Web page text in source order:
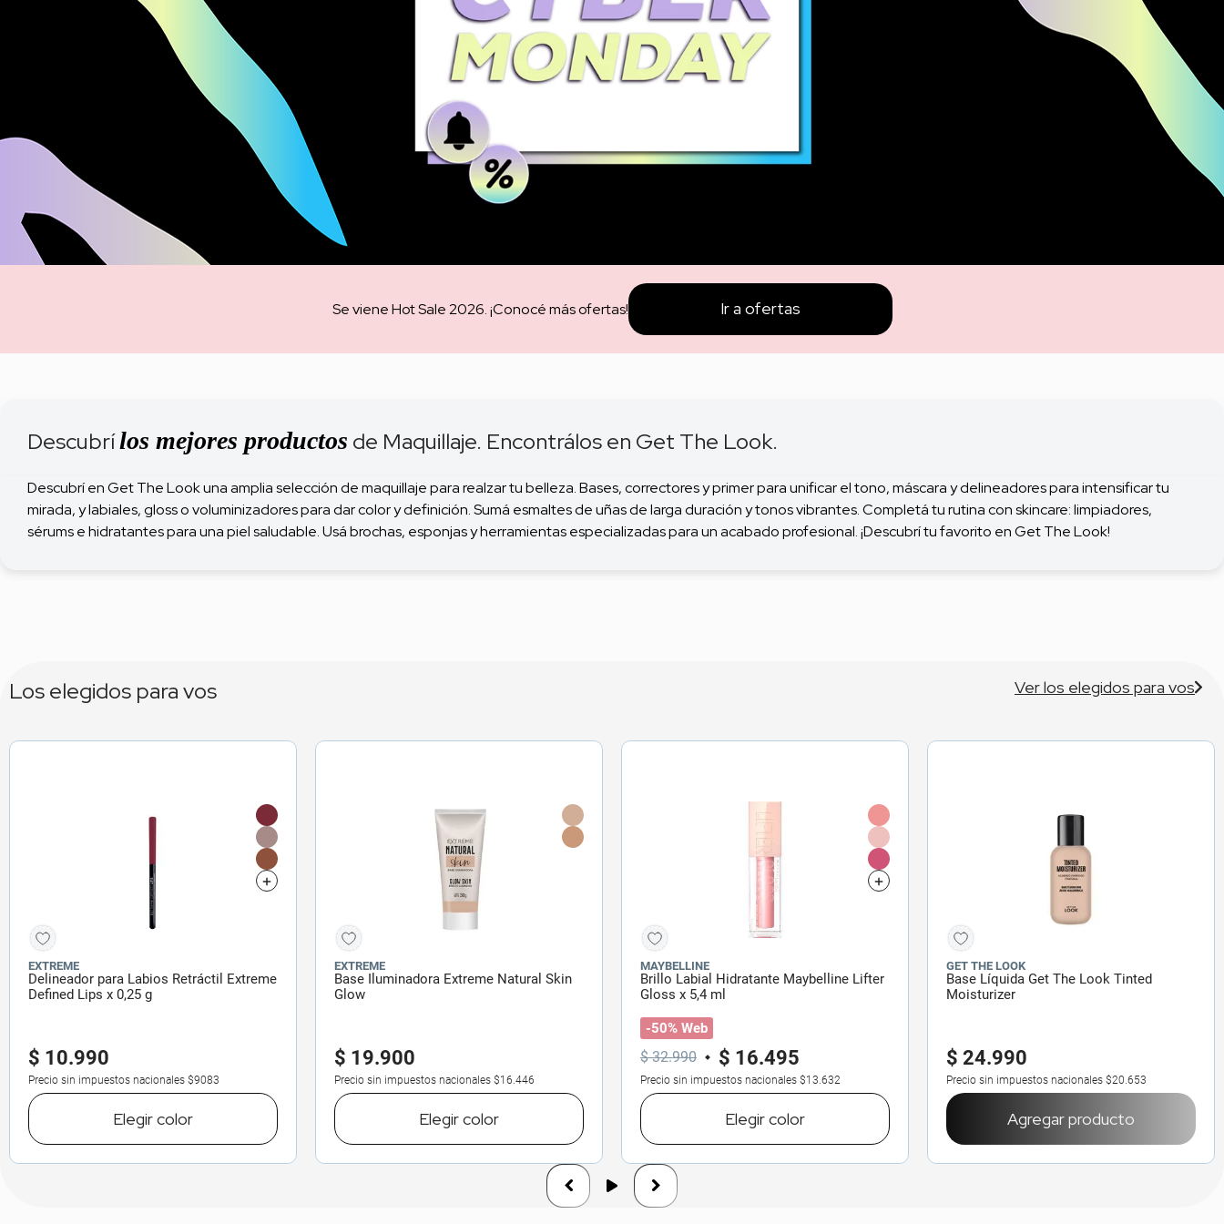
Se viene Hot Sale 2026. ¡Conocé más ofertas! Ir a ofertas
Descubrílos mejores productos de Maquillaje. Encontrálos en Get The Look.
Descubrí en Get The Look una amplia selección de maquillaje para realzar tu belleza. Bases, correctores y primer para unificar el tono, máscara y delineadores para intensificar tu
mirada, y labiales, gloss o voluminizadores para dar color y definición. Sumá esmaltes de uñas de larga duración y tonos vibrantes. Completá tu rutina con skincare: limpiadores,
sérums e hidratantes para una piel saludable. Usá brochas, esponjas y herramientas especializadas para un acabado profesional. ¡Descubrí tu favorito en Get The Look!
Los elegidos para vos Ver los elegidos para vos
EXTREME
Delineador para Labios Retráctil Extreme
Defined Lips x 0,25 g
$ 10.990
Precio sin impuestos nacionales $9083
Elegircolor
EXTREME
Base Iluminadora Extreme Natural Skin
Glow
$ 19.900
Precio sin impuestos nacionales $16.446
Elegircolor
MAYBELLINE
Brillo Labial Hidratante Maybelline Lifter
Gloss x 5,4 ml
-50% Web
$ 32.990 $ 16.495
Precio sin impuestos nacionales $13.632
Elegircolor
GET THE LOOK
Base Líquida Get The Look Tinted
Moisturizer
$ 24.990
Precio sin impuestos nacionales $20.653
Agregar producto